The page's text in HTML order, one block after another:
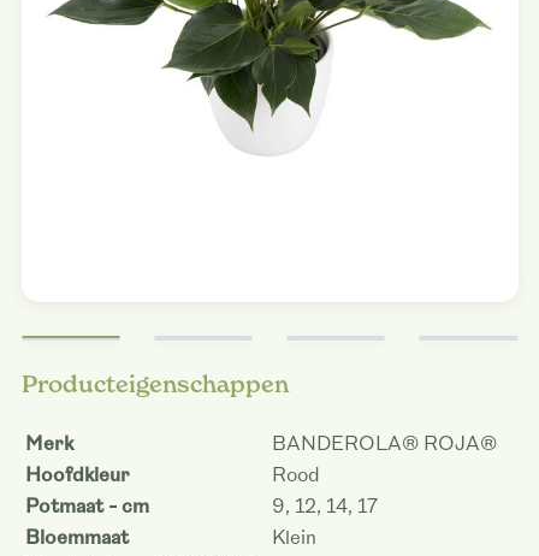
Producteigenschappen
Merk
BANDEROLA® ROJA®
Hoofdkleur
Rood
Potmaat - cm
9, 12, 14, 17
Bloemmaat
Klein